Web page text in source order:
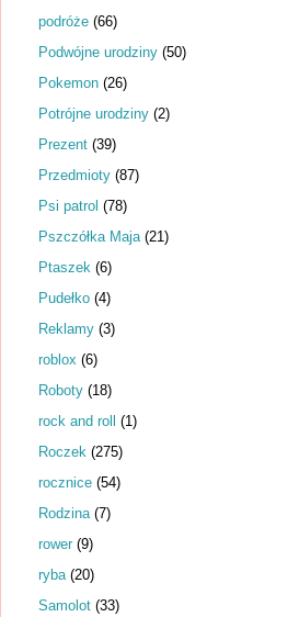
podróże (66)
Podwójne urodziny (50)
Pokemon (26)
Potrójne urodziny (2)
Prezent (39)
Przedmioty (87)
Psi patrol (78)
Pszczółka Maja (21)
Ptaszek (6)
Pudełko (4)
Reklamy (3)
roblox (6)
Roboty (18)
rock and roll (1)
Roczek (275)
rocznice (54)
Rodzina (7)
rower (9)
ryba (20)
Samolot (33)